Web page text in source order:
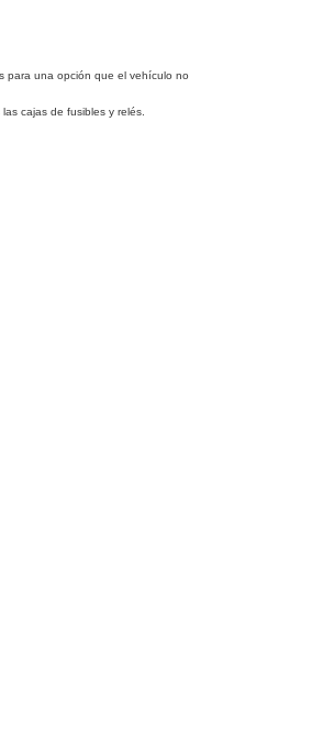
para una opción que el vehículo no
cajas de fusibles y relés.